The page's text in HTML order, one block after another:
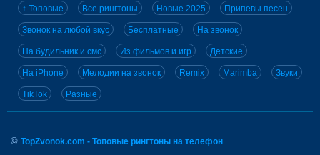
↑ Топовые Все рингтоны Новые 2025 Припевы песен
Звонок на любой вкус Бесплатные На звонок
На будильник и смс Из фильмов и игр Детские
На iPhone Мелодии на звонок Remix Marimba Звуки
TikTok Разные
© TopZvonok.com - Топовые рингтоны на телефон